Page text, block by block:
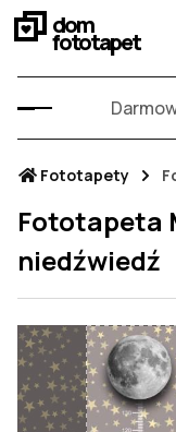
dom
fototapet
Fototapety
Fototapeta
niedźwiedź